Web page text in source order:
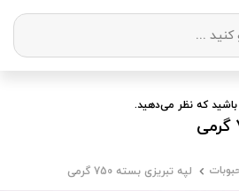
زعفران
لپه تبریزی بسته 750 گرمی
باشید که نظر می‌دهید.